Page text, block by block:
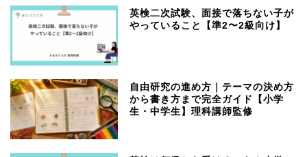
英検二次試験、面接で落ちない子が
やっていること【準2〜2級向け】
自由研究の進め方｜テーマの決め方
から書き方まで完全ガイド【小学
生・中学生】理科講師監修